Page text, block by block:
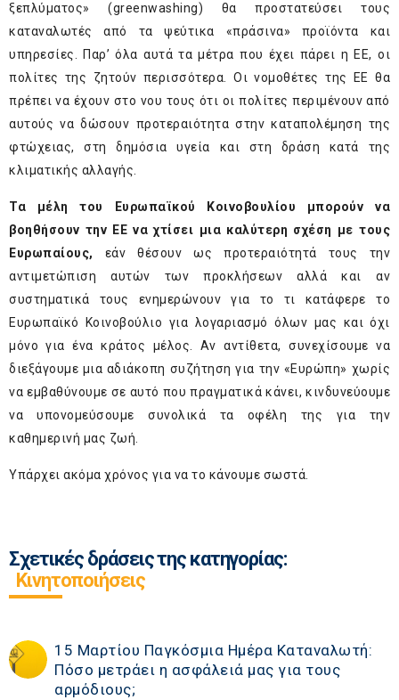
ξεπλύματος» (greenwashing) θα προστατεύσει τους
καταναλωτές από τα ψεύτικα «πράσινα» προϊόντα και
υπηρεσίες. Παρ’ όλα αυτά τα μέτρα που έχει πάρει η ΕΕ, οι
πολίτες της ζητούν περισσότερα. Οι νομοθέτες της ΕΕ θα
πρέπει να έχουν στο νου τους ότι οι πολίτες περιμένουν από
αυτούς να δώσουν προτεραιότητα στην καταπολέμηση της
φτώχειας, στη δημόσια υγεία και στη δράση κατά της
κλιματικής αλλαγής.
Τα μέλη του Ευρωπαϊκού Κοινοβουλίου μπορούν να
βοηθήσουν την ΕΕ να χτίσει μια καλύτερη σχέση με τους
Ευρωπαίους, εάν θέσουν ως προτεραιότητά τους την
αντιμετώπιση αυτών των προκλήσεων αλλά και αν
συστηματικά τους ενημερώνουν για το τι κατάφερε το
Ευρωπαϊκό Κοινοβούλιο για λογαριασμό όλων μας και όχι
μόνο για ένα κράτος μέλος. Αν αντίθετα, συνεχίσουμε να
διεξάγουμε μια αδιάκοπη συζήτηση για την «Ευρώπη» χωρίς
να εμβαθύνουμε σε αυτό που πραγματικά κάνει, κινδυνεύουμε
να υπονομεύσουμε συνολικά τα οφέλη της για την
καθημερινή μας ζωή.
Υπάρχει ακόμα χρόνος για να το κάνουμε σωστά.
Σχετικές δράσεις της κατηγορίας:
Κινητοποιήσεις
15 Μαρτίου Παγκόσμια Ημέρα Καταναλωτή:
Πόσο μετράει η ασφάλειά μας για τους
αρμόδιους;